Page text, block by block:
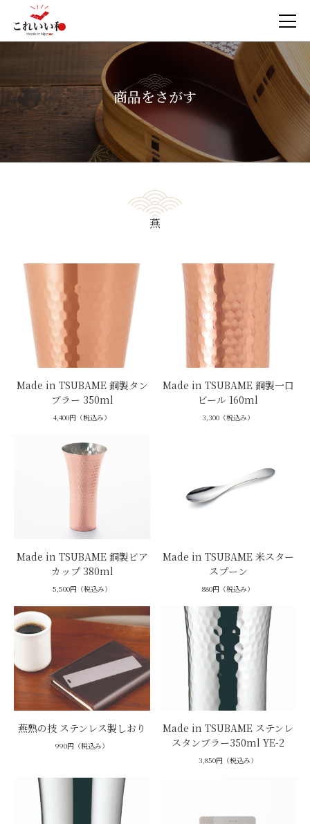
商品をさがす
燕
Made in TSUBAME 銅製タン
ブラー 350ml
4,400円（税込み）
Made in TSUBAME 銅製一口
ビール 160ml
3,300（税込み）
Made in TSUBAME 銅製ビア
カップ 380ml
5,500円（税込み）
Made in TSUBAME 米スター
スプーン
880円（税込み）
燕熟の技 ステンレス製しおり
990円（税込み）
Made in TSUBAME ステンレ
スタンブラー350ml YE-2
3,850円（税込み）